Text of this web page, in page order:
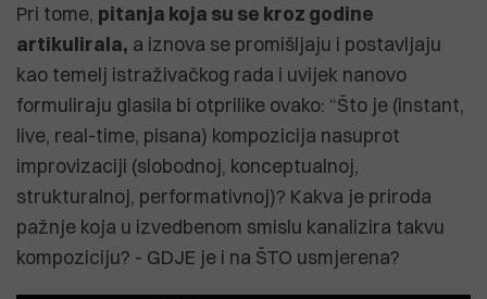
Pri tome, pitanja koja su se kroz godine
artikulirala, a iznova se promišljaju i postavljaju
kao temelj istraživačkog rada i uvijek nanovo
formuliraju glasila bi otprilike ovako: “Što je (instant,
live, real-time, pisana) kompozicija nasuprot
improvizaciji (slobodnoj, konceptualnoj,
strukturalnoj, performativnoj)? Kakva je priroda
pažnje koja u izvedbenom smislu kanalizira takvu
kompoziciju? - GDJE je i na ŠTO usmjerena?